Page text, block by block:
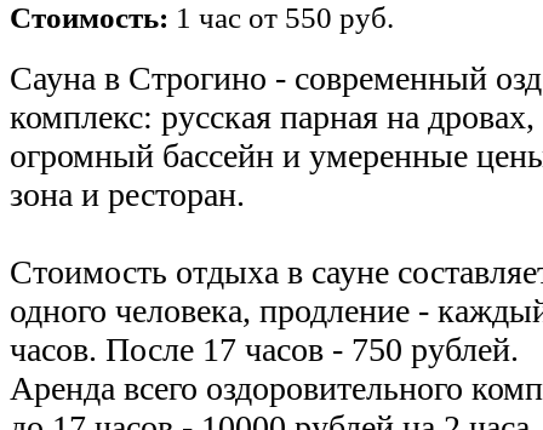
Стоимость: 1 час от 550 руб.
Сауна в Строгино - современный
комплекс: русская парная на
огромный бассейн и умеренные
зона и ресторан.
Стоимость отдыха в сауне
одного человека, продление -
часов. После 17 часов - 750 рублей.
Аренда всего оздоровительного